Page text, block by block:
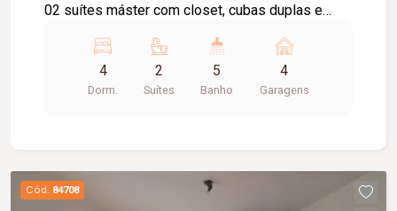
02 suítes máster com closet, cubas duplas e
para um 5º quarto; Sala ampla com ambientes
integrados; Espaço gourmet com churrasqueira a
carvão em balanço; Piscina aquecida com
de madeira na área externa; Paisagismo e jardim
com irrigação automatizada; Piso em porcelanato
4
Dorm.
2
Suítes
5
Banho
4
Garagens
Cód. 84708